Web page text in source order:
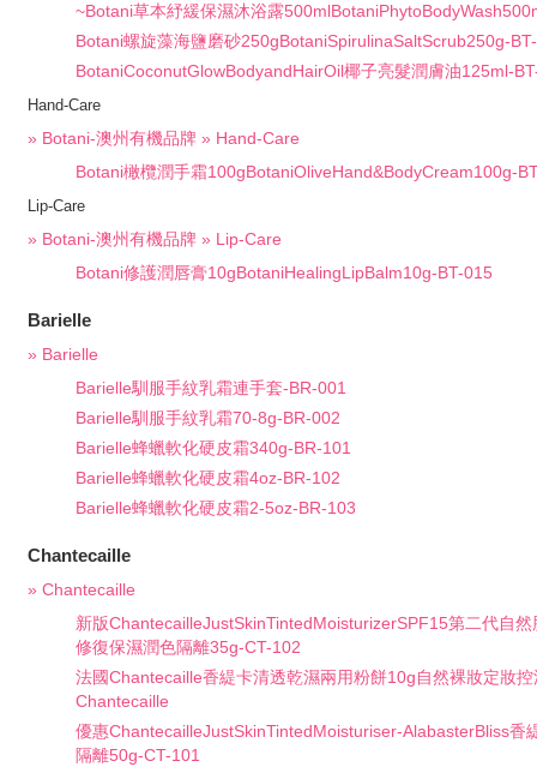
~Botani草本紓緩保濕沐浴露
Botani螺旋藻海鹽磨砂250gBotaniSpirulinaSaltScrub250g-
BotaniCoconutGlowBodyandHairOil椰子亮髮潤膚油125ml-
Hand-Care
» Botani-澳州有機品牌 » Hand-Care
Botani橄欖潤手霜100gBotaniOliveHand&BodyCream100g-
Lip-Care
» Botani-澳州有機品牌 » Lip-Care
Botani修護潤唇膏10gBotaniHealingLipBalm10g-BT-015
Barielle
» Barielle
Barielle馴服手紋乳霜連手套-BR-001
Barielle馴服手紋乳霜70-8g-BR-002
Barielle蜂蠟軟化硬皮霜340g-BR-101
Barielle蜂蠟軟化硬皮霜4oz-BR-102
Barielle蜂蠟軟化硬皮霜2-5oz-BR-103
Chantecaille
» Chantecaille
新版ChantecailleJustSkinTintedMoisturizerSPF15第二代自
修復保濕潤色隔離35g-CT-102
法國Chantecaille香緹卡清透乾濕兩用粉餅10g自然裸妝定妝
Chantecaille
優惠ChantecailleJustSkinTintedMoisturiser-AlabasterBliss香
隔離50g-CT-101